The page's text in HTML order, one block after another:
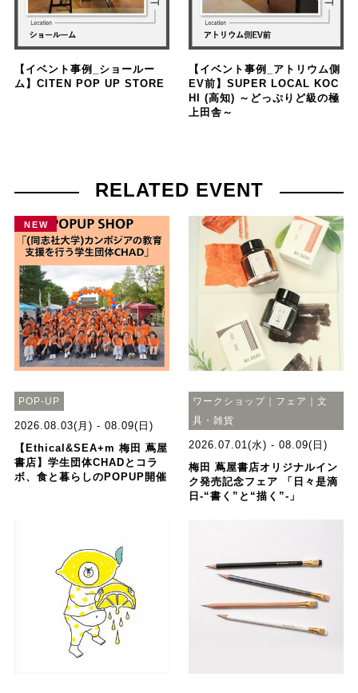
【イベント事例_ショールー
ム】CITEN POP UP STORE
【イベント事例_アトリウム側
EV前】SUPER LOCAL KOC
HI (高知) ～どっぷりど級の極
上田舎～
RELATED EVENT
NEW
POP-UP
2026.08.03(月) - 08.09(日)
【Ethical&SEA+m 梅田 蔦屋
書店】学生団体CHADとコラ
ボ、食と暮らしのPOPUP開催
ワークショップ｜フェア｜文
具・雑貨
2026.07.01(水) - 08.09(日)
梅田 蔦屋書店オリジナルイン
ク発売記念フェア 「日々是滴
日-“書く”と“描く”-」